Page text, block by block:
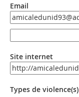
Email
Email
Site internet
URL
Types de violence(s)